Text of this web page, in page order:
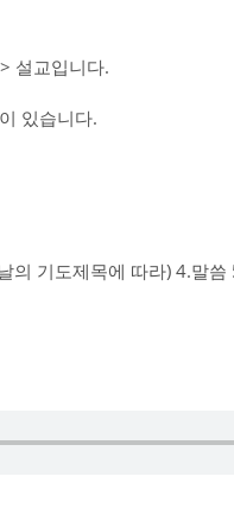
설교입니다.
있습니다.
의 기도제목에 따라) 4.말